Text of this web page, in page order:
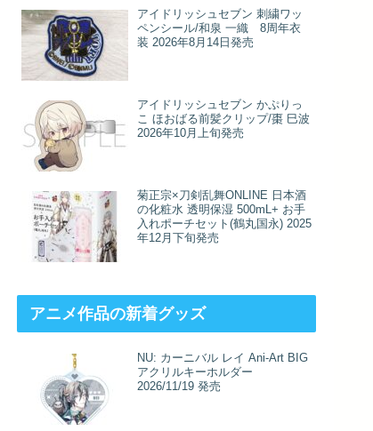
アイドリッシュセブン 刺繍ワッ
ペンシール/和泉 一織 8周年衣
装 2026年8月14日発売
アイドリッシュセブン かぷりっ
こ ほおばる前髪クリップ/棗 巳波
2026年10月上旬発売
菊正宗×刀剣乱舞ONLINE 日本酒
の化粧水 透明保湿 500mL+ お手
入れポーチセット(鶴丸国永) 2025
年12月下旬発売
アニメ作品の新着グッズ
NU: カーニバル レイ Ani-Art BIG
アクリルキーホルダー
2026/11/19 発売